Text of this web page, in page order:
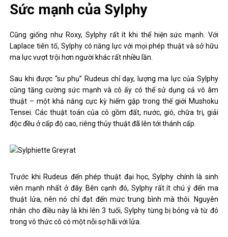
Sức mạnh của Sylphy
Cũng giống như Roxy, Sylphy rất ít khi thể hiện sức mạnh. Với
Laplace tiên tố, Sylphy có năng lực với mọi phép thuật và sở hữu
ma lực vượt trội hơn người khác rất nhiều lần.
Sau khi được “sư phụ” Rudeus chỉ dạy, lượng ma lực của Sylphy
cũng tăng cường sức mạnh và cô ấy có thể sử dụng cả vô âm
thuật – một khả năng cực kỳ hiếm gặp trong thế giới Mushoku
Tensei. Các thuật toán của cô gồm đất, nước, gió, chữa trị, giải
độc đều ở cấp độ cao, riêng thủy thuật đã lên tới thánh cấp.
Trước khi Rudeus đến phép thuật đại học, Sylphy chính là sinh
viên mạnh nhất ở đây. Bên cạnh đó, Sylphy rất ít chú ý đến ma
thuật lửa, nên nó chỉ đạt đến mức trung bình mà thôi. Nguyên
nhân cho điều này là khi lên 3 tuổi, Sylphy từng bị bỏng và từ đó
trong vô thức cô có một nỗi sợ hãi với lửa.